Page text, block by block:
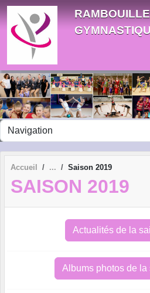
Accueil Saison 2019
SAISON 2019
Actualités de la
Albums photos de la
Panneau de gestion des cookies